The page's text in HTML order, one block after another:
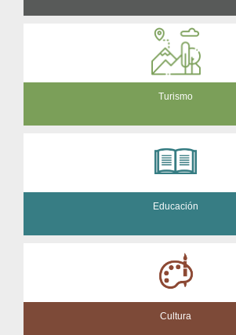
Turismo
Educación
Cultura